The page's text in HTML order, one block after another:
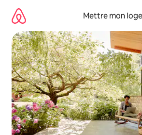
directement
contenu
Mettre mon